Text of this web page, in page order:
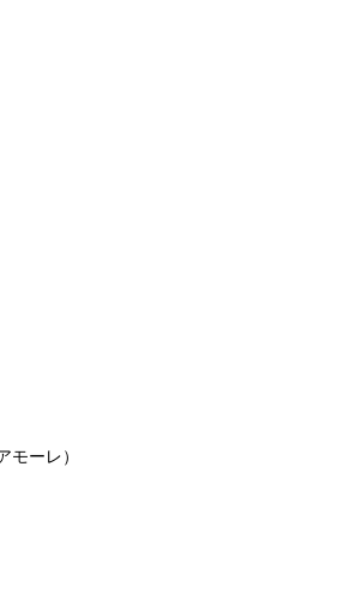
ーレ）